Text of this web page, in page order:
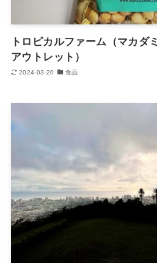
トロピカルファーム（マカダ
アウトレット）
2024-03-20 食品